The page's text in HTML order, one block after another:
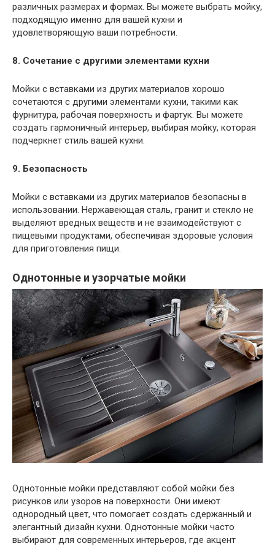
различных размерах и формах. Вы можете выбрать мойку,
подходящую именно для вашей кухни и
удовлетворяющую ваши потребности.
8. Сочетание с другими элементами кухни
Мойки с вставками из других материалов хорошо
сочетаются с другими элементами кухни, такими как
фурнитура, рабочая поверхность и фартук. Вы можете
создать гармоничный интерьер, выбирая мойку, которая
подчеркнет стиль вашей кухни.
9. Безопасность
Мойки с вставками из других материалов безопасны в
использовании. Нержавеющая сталь, гранит и стекло не
выделяют вредных веществ и не взаимодействуют с
пищевыми продуктами, обеспечивая здоровые условия
для приготовления пищи.
Однотонные и узорчатые мойки
Однотонные мойки представляют собой мойки без
рисунков или узоров на поверхности. Они имеют
однородный цвет, что помогает создать сдержанный и
элегантный дизайн кухни. Однотонные мойки часто
выбирают для современных интерьеров, где акцент